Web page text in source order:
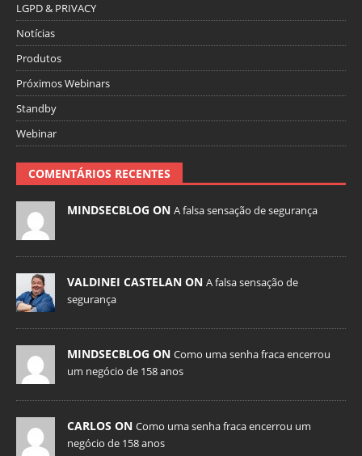
LGPD & PRIVACY
Notícias
Produtos
Próximos Webinars
Standby
Webinar
COMENTÁRIOS RECENTES
MINDSECBLOG ON A falsa sensação de segurança
VALDINEI CASTELAN ON A falsa sensação de
segurança
MINDSECBLOG ON Como uma senha fraca encerrou
um negócio de 158 anos
CARLOS ON Como uma senha fraca encerrou um
negócio de 158 anos